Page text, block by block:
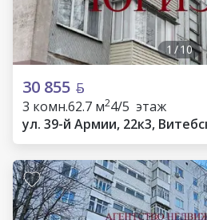
1 /10
30 855
3 комн.62.7 м24/5 этаж
ул. 39-й Армии, 22к3,